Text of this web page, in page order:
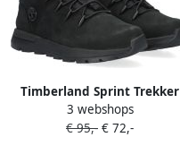
Timberland Sprint Trekker
Mid Boots Schoenen black
nubuck maat: 37
3 webshops
€ 95,- € 72,-